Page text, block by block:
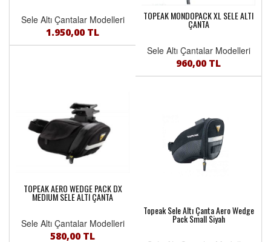
Sele Altı Çantalar Modelleri
1.950,00 TL
TOPEAK MONDOPACK XL SELE ALTI
ÇANTA
Sele Altı Çantalar Modelleri
960,00 TL
TOPEAK AERO WEDGE PACK DX
MEDIUM SELE ALTI ÇANTA
Sele Altı Çantalar Modelleri
580,00 TL
Topeak Sele Altı Çanta Aero Wedge
Pack Small Siyah